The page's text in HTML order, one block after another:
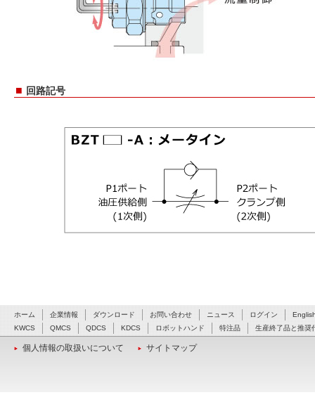
■ 回路記号
ホーム 企業情報 ダウンロード お問い合わせ ニュース ログイン
KWCS
QMCS QDCS KDCS ロボットハンド 特注品 生産終了品と推奨
個人情報の取扱いについて サイトマップ